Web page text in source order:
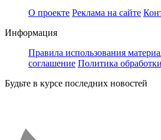
О проекте Реклама на сайте
Информация
Правила использования
соглашение Политика
Будьте в курсе последних новостей